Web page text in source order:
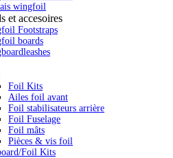
wingfoil
et accesoires
Footstraps
boards
Foil Kits
Ailes foil avant
Foil stabilisateurs arrière
Foil Fuselage
Foil mâts
Pièces & vis foil
Foil Kits